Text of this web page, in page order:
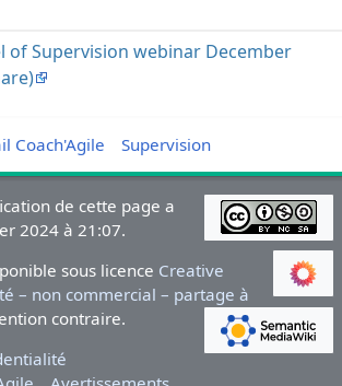
of Supervision webinar December
Coach'Agile Supervision
de cette page a
2024 à 21:07.
sous licence Creative
– non commercial – partage à
contraire.